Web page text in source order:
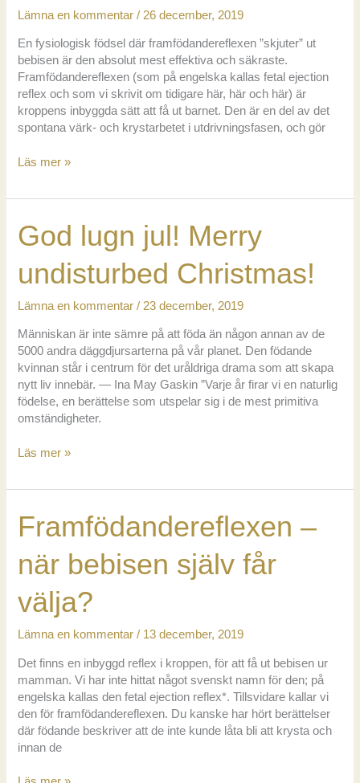
Lämna en kommentar / 26 december, 2019
En fysiologisk födsel där framfödandereflexen ”skjuter” ut
bebisen är den absolut mest effektiva och säkraste.
Framfödandereflexen (som på engelska kallas fetal ejection
reflex och som vi skrivit om tidigare här, här och här) är
kroppens inbyggda sätt att få ut barnet. Den är en del av det
spontana värk- och krystarbetet i utdrivningsfasen, och gör
Stöd
framfödandereflexen
Läs mer »
God lugn jul! Merry
undisturbed Christmas!
Lämna en kommentar / 23 december, 2019
Människan är inte sämre på att föda än någon annan av de
5000 andra däggdjursarterna på vår planet. Den födande
kvinnan står i centrum för det uråldriga drama som att skapa
nytt liv innebär. — Ina May Gaskin ”Varje år firar vi en naturlig
födelse, en berättelse som utspelar sig i de mest primitiva
omständigheter.
God
jul!
undisturbed
Christmas!
Läs mer »
Framfödandereflexen –
när bebisen själv får
välja?
Lämna en kommentar / 13 december, 2019
Det finns en inbyggd reflex i kroppen, för att få ut bebisen ur
mamman. Vi har inte hittat något svenskt namn för den; på
engelska kallas den fetal ejection reflex*. Tillsvidare kallar vi
den för framfödandereflexen. Du kanske har hört berättelser
där födande beskriver att de inte kunde låta bli att krysta och
innan de